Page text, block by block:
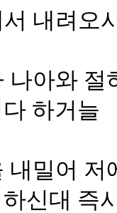
내려오
아와 절
하거늘
밀어 저
신대 즉